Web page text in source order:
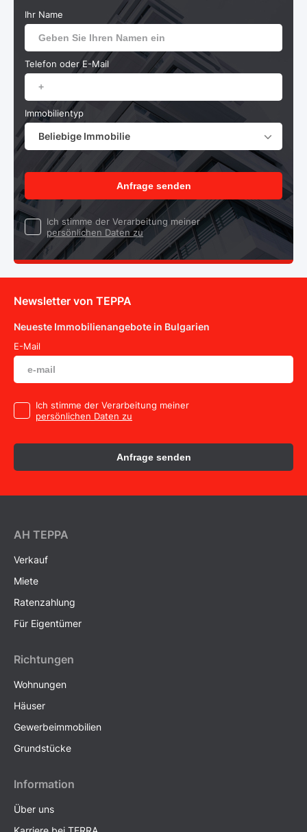
Ihr Name
Telefon oder E-Mail
Immobilientyp
Beliebige Immobilie
Anfrage senden
Ich stimme der Verarbeitung meiner
persönlichen Daten zu
Newsletter von TEPPA
Neueste Immobilienangebote in Bulgarien
E-Mail
Ich stimme der Verarbeitung meiner
persönlichen Daten zu
Anfrage senden
AH ТEPPA
Verkauf
Miete
Ratenzahlung
Für Eigentümer
Richtungen
Wohnungen
Häuser
Gewerbeimmobilien
Grundstücke
Information
Über uns